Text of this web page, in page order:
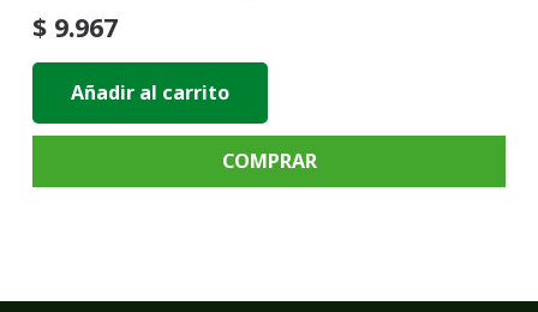
$ 9.967
Añadir al carrito
COMPRAR